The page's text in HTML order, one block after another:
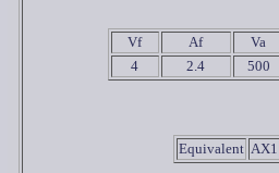
Vf Af Va
4
2.4 500
Equivalent AX1